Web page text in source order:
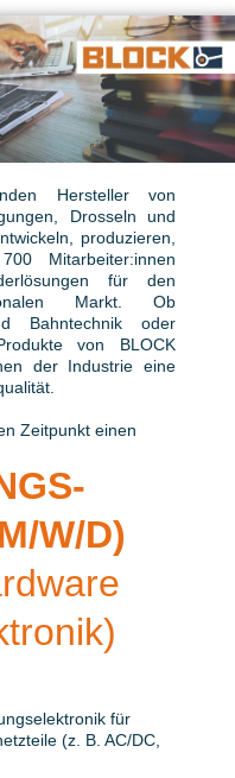
Hersteller von
Drosseln und
produzieren,
Mitarbeiter:innen
für den
Markt. Ob
Bahntechnik oder
von BLOCK
der Industrie eine
Zeitpunkt einen
W/D)
für
(z. B. AC/DC,